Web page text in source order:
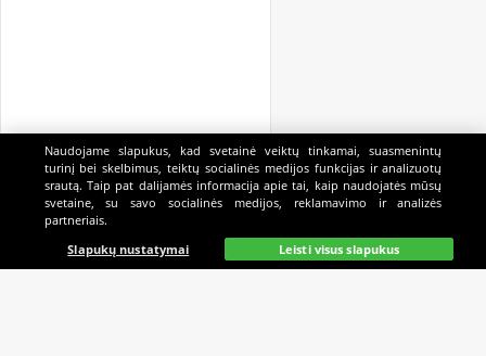
Pagrindinis Gyvai Paieška Mano Kazino
Naudojame slapukus, kad svetainė veiktų tinkamai, suasmenintų
turinį bei skelbimus, teiktų socialinės medijos funkcijas ir analizuotų
srautą. Taip pat dalijamės informacija apie tai, kaip naudojatės mūsų
svetaine, su savo socialinės medijos, reklamavimo ir analizės
partneriais.
Slapukų nustatymai
Leisti visus slapukus